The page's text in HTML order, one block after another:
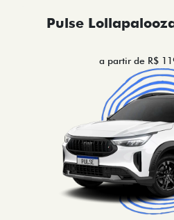
Pulse
a partir de R$